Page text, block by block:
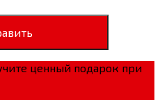
ценный подарок при